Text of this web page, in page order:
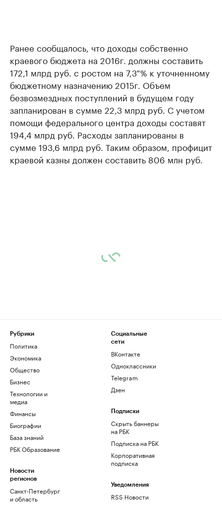
Ранее сообщалось, что доходы собственно
краевого бюджета на 2016г. должны составить
172,1 млрд руб. с ростом на 7,3 % к уточненному
бюджетному назначению 2015г. Объем
безвозмездных поступлений в будущем году
запланирован в сумме 22,3 млрд руб. С учетом
помощи федерального центра доходы составят
194,4 млрд руб. Расходы запланированы в
сумме 193,6 млрд руб. Таким образом, профицит
краевой казны должен составить 806 млн руб.
Рубрики
Политика
Экономика
Общество
Бизнес
Технологии и
медиа
Финансы
Биографии
База знаний
РБК Образование
Новости
регионов
Санкт-Петербург
и область
Социальные
сети
ВКонтакте
Одноклассники
Telegram
Дзен
Подписки
Скрыть баннеры
на РБК
Подписка на РБК
Корпоративная
подписка
Уведомления
RSS Новости